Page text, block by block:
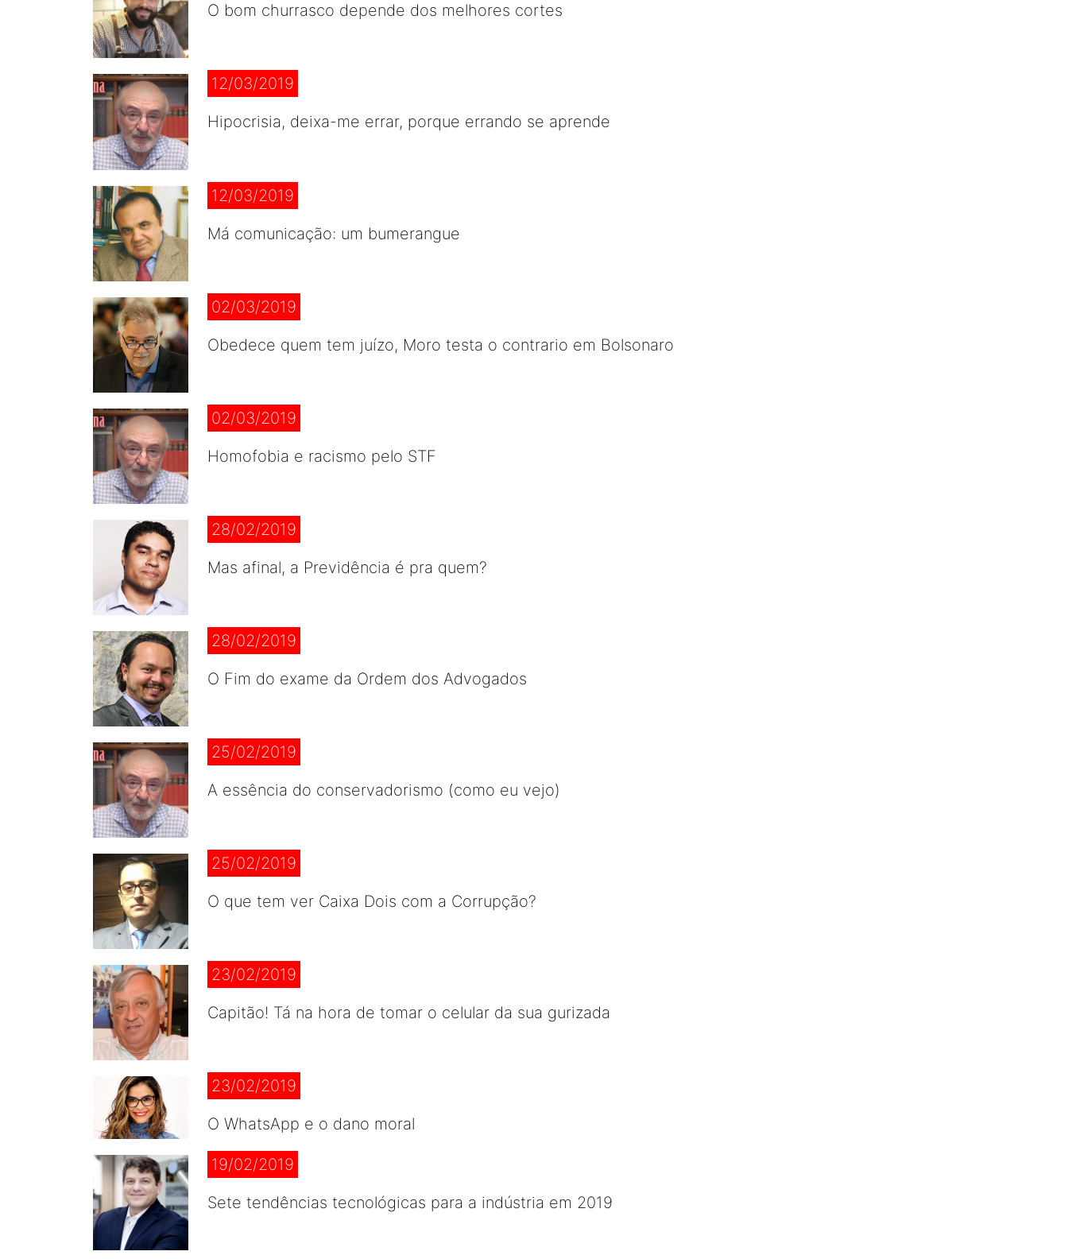
O bom churrasco depende dos melhores cortes
12/03/2019
Hipocrisia, deixa-me errar, porque errando se aprende
12/03/2019
Má comunicação: um bumerangue
02/03/2019
Obedece quem tem juízo, Moro testa o contrario em Bolsonaro
02/03/2019
Homofobia e racismo pelo STF
28/02/2019
Mas afinal, a Previdência é pra quem?
28/02/2019
O Fim do exame da Ordem dos Advogados
25/02/2019
A essência do conservadorismo (como eu vejo)
25/02/2019
O que tem ver Caixa Dois com a Corrupção?
23/02/2019
Capitão! Tá na hora de tomar o celular da sua gurizada
23/02/2019
O WhatsApp e o dano moral
19/02/2019
Sete tendências tecnológicas para a indústria em 2019